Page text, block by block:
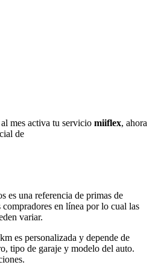
mes activa tu servicio miiflex, ahora
de
es una referencia de primas de
en línea por lo cual las
variar.
es personalizada y depende de
tipo de garaje y modelo del auto.